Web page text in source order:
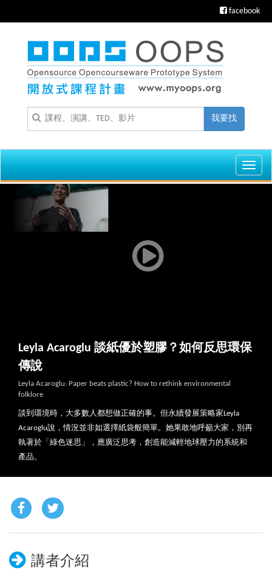
facebook
我要找
Leyla Acaroglu 談紙優於塑膠？如何反思環保
傳說
Leyla Acaroglu: Paper beats plastic? How to rethink environmental
folklore
談到環境時，大多數人都想做正確的事。但永續發展策略家Leyla
Acaroglu說，情況並非如選擇紙袋般簡單。她果敢地呼籲大家，別再
執著於「綠色迷思」，應廣泛思考，創造能減輕地球壓力的系統和
產品。
講者介紹